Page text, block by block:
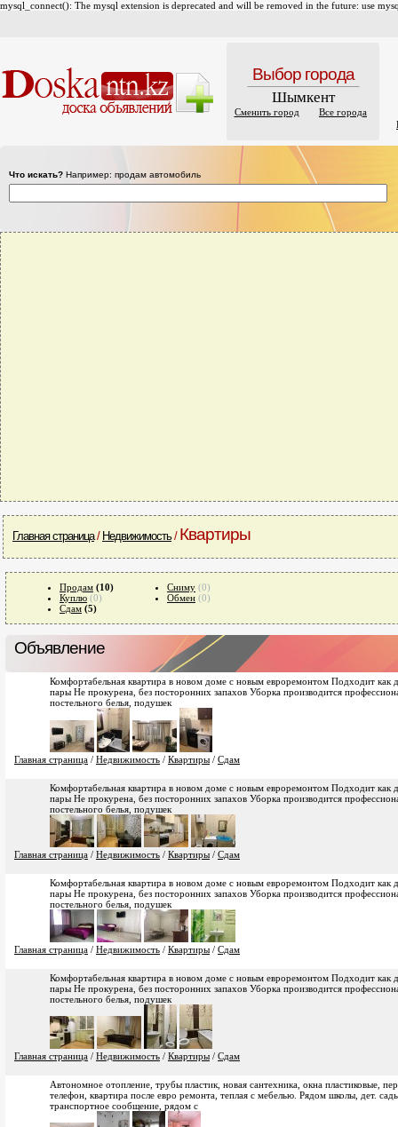
mysql_connect(): The mysql extension is deprecated and will be removed in the future: use
Выбор города
Шымкент
Сменить город
Все города
Что искать? Например: продам автомобиль
Главная страница/ Недвижимость/ Квартиры
Продам (10)
Куплю (0)
Сдам (5)
Сниму (0)
Обмен (0)
Объявление
Комфортабельная квартира в новом доме с новым евроремонтом Подходит как
пары Не прокурена, без посторонних запахов Уборка производится
постельного белья, подушек
Главная страница / Недвижимость / Квартиры / Сдам
Комфортабельная квартира в новом доме с новым евроремонтом Подходит как
пары Не прокурена, без посторонних запахов Уборка производится
постельного белья, подушек
Главная страница / Недвижимость / Квартиры / Сдам
Комфортабельная квартира в новом доме с новым евроремонтом Подходит как
пары Не прокурена, без посторонних запахов Уборка производится
постельного белья, подушек
Главная страница / Недвижимость / Квартиры / Сдам
Комфортабельная квартира в новом доме с новым евроремонтом Подходит как
пары Не прокурена, без посторонних запахов Уборка производится
постельного белья, подушек
Главная страница / Недвижимость / Квартиры / Сдам
Автономное отопление, трубы пластик, новая сантехника, окна пластиковые,
телефон, квартира после евро ремонта, теплая с мебелью. Рядом школы, дет.
транспортное сообщение, рядом с